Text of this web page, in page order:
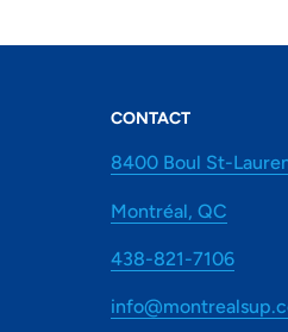
CONTACT
8400 Boul St-
Montréal, QC
438-821-7106